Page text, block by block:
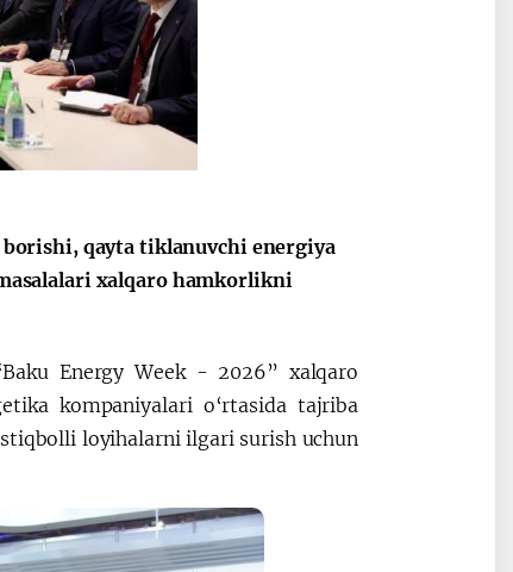
Oʻzbekiston va
Pokiston hamkorligi
qayta tiklanuvchi energiya
xalqaro hamkorlikni
Energy Week - 2026” xalqaro
kompaniyalari o‘rtasida tajriba
loyihalarni ilgari surish uchun